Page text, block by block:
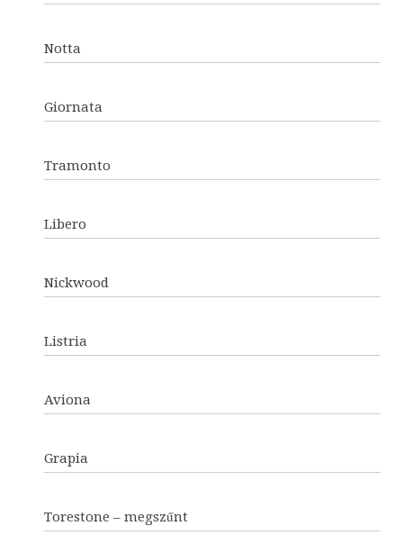
Notta
Giornata
Tramonto
Libero
Nickwood
Listria
Aviona
Grapia
Torestone – megszűnt